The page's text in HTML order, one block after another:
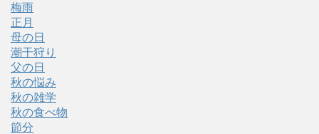
梅雨
正月
母の日
潮干狩り
父の日
秋の悩み
秋の雑学
秋の食べ物
節分